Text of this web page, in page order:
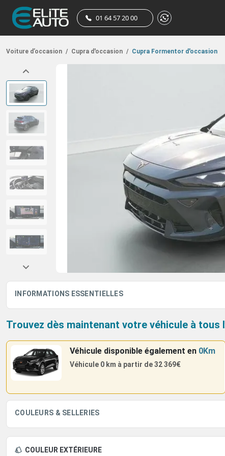
01 64 57 20 00
Voiture d’occasion / Cupra d'occasion / Cupra Formentor d'occasion
INFORMATIONS ESSENTIELLES
Trouvez dès maintenant votre véhicule à tous
Véhicule disponible également en 0Km
Véhicule 0 km à partir de32 369€
COULEURS & SELLERIES
COULEUR EXTÉRIEURE